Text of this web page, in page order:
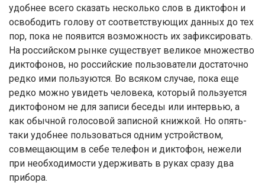
удобнее всего сказать несколько слов в диктофон и
освободить голову от соответствующих данных до тех
пор, пока не появится возможность их зафиксировать.
На российском рынке существует великое множество
диктофонов, но российские пользователи достаточно
редко ими пользуются. Во всяком случае, пока еще
редко можно увидеть человека, который пользуется
диктофоном не для записи беседы или интервью, а
как обычной голосовой записной книжкой. Но опять-
таки удобнее пользоваться одним устройством,
совмещающим в себе телефон и диктофон, нежели
при необходимости удерживать в руках сразу два
прибора.